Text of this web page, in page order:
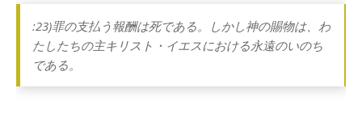
:23)罪の支払う報酬は死である。しかし神の賜物は、わ
たしたちの主キリスト・イエスにおける永遠のいのち
である。